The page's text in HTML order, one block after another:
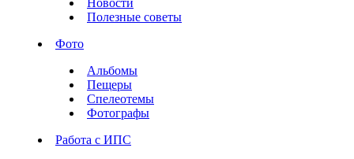
Новости
Полезные советы
Фото
Альбомы
Пещеры
Спелеотемы
Фотографы
Работа с ИПС